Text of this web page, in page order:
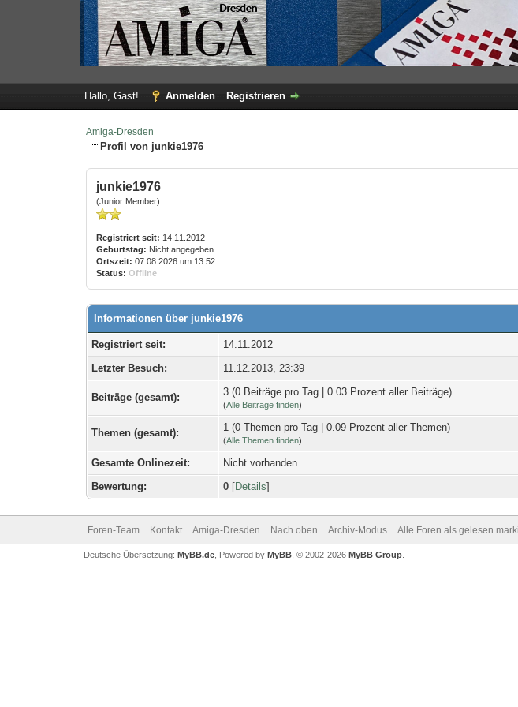
Hallo, Gast!
Anmelden Registrieren
Amiga-Dresden
Profil von junkie1976
junkie1976
(Junior Member)
Registriert seit: 14.11.2012
Geburtstag: Nicht angegeben
Ortszeit: 07.08.2026 um 13:52
Status: Offline
Informationen über junkie1976
Registriert seit:
14.11.2012
Letzter Besuch:
11.12.2013, 23:39
Beiträge (gesamt): 3 (0 Beiträge pro Tag | 0.03 Prozent aller Beiträge)
(Alle Beiträge finden)
Themen (gesamt): 1 (0 Themen pro Tag | 0.09 Prozent aller Themen)
(Alle Themen finden)
Gesamte Onlinezeit:
Nicht vorhanden
Bewertung:
0 [Details]
Foren-Team Kontakt Amiga-Dresden Nach oben Archiv-Modus Alle Foren als gelesen
Deutsche Übersetzung: MyBB.de, Powered by MyBB, © 2002-2026 MyBB Group.